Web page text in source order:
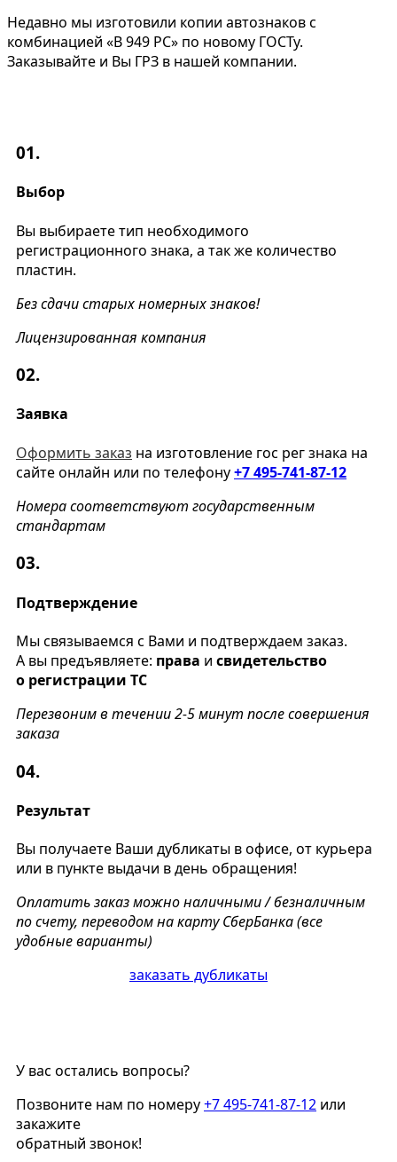
Недавно мы изготовили копии автознаков с
комбинацией «В 949 РС» по новому ГОСТу.
Заказывайте и Вы ГРЗ в нашей компании.
01.
Выбор
Вы выбираете тип необходимого
регистрационного знака, а так же количество
пластин.
Без сдачи старых номерных знаков!
Лицензированная компания
02.
Заявка
Оформить заказ на изготовление гос рег знака на
сайте онлайн или по телефону+7 495-741-87-12
Номера соответствуют государственным
стандартам
03.
Подтверждение
Мы связываемся с Вами и подтверждаем заказ.
А вы предъявляете: права и свидетельство
о регистрации ТС
Перезвоним в течении 2-5 минут после совершения
заказа
04.
Результат
Вы получаете Ваши дубликаты в офисе, от курьера
или в пункте выдачи в день обращения!
Оплатить заказ можно наличными / безналичным
по счету, переводом на карту СберБанка (все
удобные варианты)
заказать дубликаты
У вас остались вопросы?
Позвоните нам по номеру+7 495-741-87-12 или
закажите
обратный звонок!